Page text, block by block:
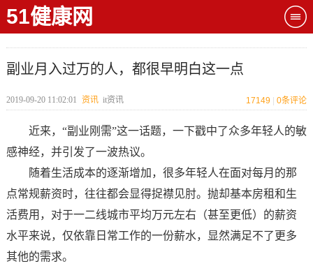
51健康网
副业月入过万的人，都很早明白这一点
2019-09-20 11:02:01 资讯 it资讯 17149 0条评论
近来，“副业刚需”这一话题，一下戳中了众多年轻人的敏
感神经，并引发了一波热议。
随着生活成本的逐渐增加，很多年轻人在面对每月的那
点常规薪资时，往往都会显得捉襟见肘。抛却基本房租和生
活费用，对于一二线城市平均万元左右（甚至更低）的薪资
水平来说，仅依靠日常工作的一份薪水，显然满足不了更多
其他的需求。